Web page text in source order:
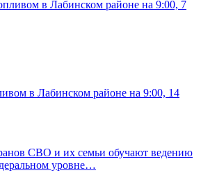
в Лабинском районе на 9:00, 7
в Лабинском районе на 9:00, 14
СВО и их семьи обучают ведению
уровне…